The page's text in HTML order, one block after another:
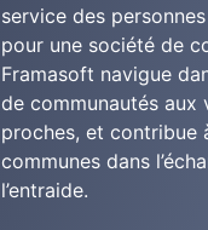
service des
pour une société de
Framasoft navigue
de communautés aux
proches, et contribue
communes dans
l’entraide.